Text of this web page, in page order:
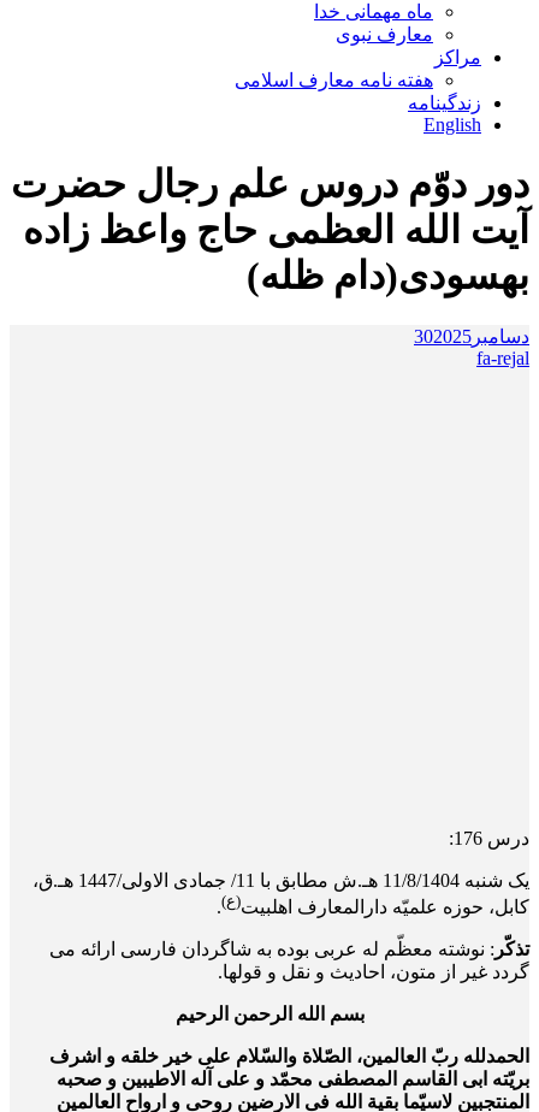
ماه مهمانی خدا
معارف نبوی
مراکز
هفته نامه معارف اسلامی
زندگینامه
English
دور دوّم دروس علم رجال حضرت
آیت الله العظمی حاج واعظ زاده
بهسودی(دام ظله)
دسامبر 302025
fa-rejal
درس 176:
یک‌ شنبه 11/8/1404 هـ.ش مطابق با 11/ جمادی الاولی/1447 هـ.ق،
کابل، حوزه علمیّه دارالمعارف اهلبیت(ع).
تذکّر : نوشته معظّم له عربی بوده به شاگردان فارسی ارائه می
گردد غیر از متون، احادیث و نقل و قول­ها.
بسم الله الرحمن الرحیم
الحمدلله ربّ العالمین، الصّلاة والسّلام علی خیر خلقه و اشرف
بریّته ابی القاسم المصطفی محمّد و علی آله الاطیبین و صحبه
المنتجبین لاسیّما بقیة الله فی الارضین روحی و ارواح العالمین